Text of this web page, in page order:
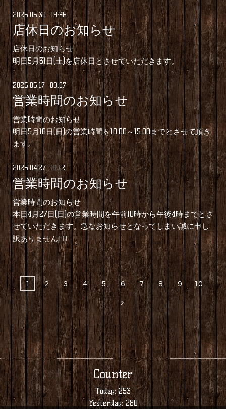
2025.05.30 19:36
店休日のお知らせ
店休日のお知らせ
明日5月31日(土)を店休日とさせていただきます。
2025 05.17 09:07
営業時間のお知らせ
営業時間のお知らせ
明日5月18日(日)の営業時間を10:00～15:00までとさせて頂き
ます。
2025.04.27 10:12
営業時間のお知らせ
営業時間のお知らせ
本日4月27日(日)の営業時間を午前10時から午後4時までとさ
せていただきます。急なお知らせとなってしまい誠に申し
訳ありません🙇‍♂️
1 2 3 4 5 6 7 8 9 10
...
Counter
Today:253
Yesterday:280